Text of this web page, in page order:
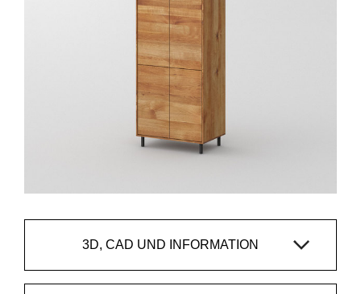
3D, CAD UND INFORMATION